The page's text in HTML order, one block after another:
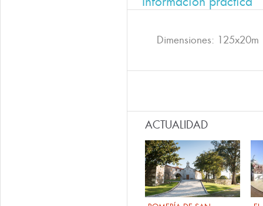
Dimensiones: 125x20m
ACTUALIDAD